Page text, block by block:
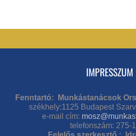
IMPRESSZUM
Fenntartó: Munkástanácsok
székhely:1125 Budapest
e-mail cím:
telefonszám: 275-